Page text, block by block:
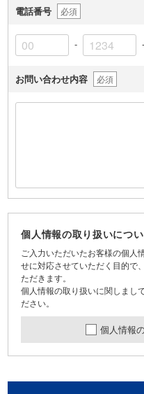
電話番号 必須
- -
お問い合わせ内容 必須
個人情報の取り扱いにつ
ご入力いただいたお客様の個人
せに対応させていただく目的で
ただきます。
個人情報の取り扱いに関しまし
ださい。
個人情報